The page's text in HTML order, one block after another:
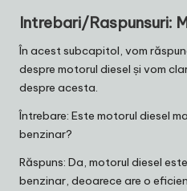
Intrebari/Raspunsuri:
În acest subcapitol, vom
despre motorul diesel și vom
despre acesta.
Întrebare: Este motorul diesel
benzinar?
Răspuns: Da, motorul diesel
benzinar, deoarece are o